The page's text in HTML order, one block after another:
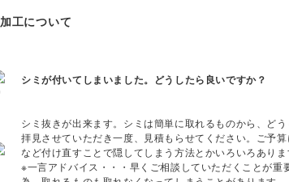
加工について
シミが付いてしまいました。どうしたら良いですか？
シミ抜きが出来ます。シミは簡単に取れるものから、ど
拝見させていただき一度、見積もらせてください。ご予
など付け直すことで隠してしまう方法とかいろいろあり
※一言アドバイス・・・早くご相談していただくことが重